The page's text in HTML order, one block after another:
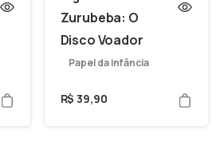
Zurubeba: O
Disco Voador
Papel da infância
R$ 39,90